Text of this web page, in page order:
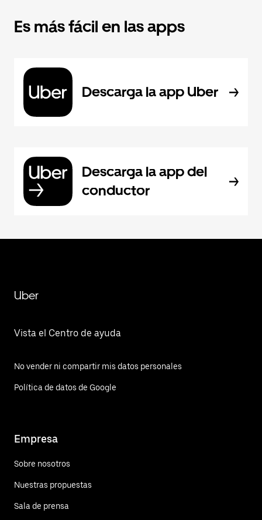
Es más fácil en las apps
Descarga la app Uber
Descarga la app del
conductor
Uber
Vista el Centro de ayuda
No vender ni compartir mis datos personales
Política de datos de Google
Empresa
Sobre nosotros
Nuestras propuestas
Sala de prensa